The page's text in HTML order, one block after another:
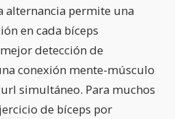
alternancia permite una
en cada bíceps
detección de
conexión mente-músculo
simultáneo. Para muchos
de bíceps por